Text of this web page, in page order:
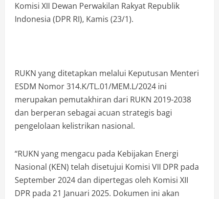
Komisi XII Dewan Perwakilan Rakyat Republik
Indonesia (DPR RI), Kamis (23/1).
RUKN yang ditetapkan melalui Keputusan Menteri
ESDM Nomor 314.K/TL.01/MEM.L/2024 ini
merupakan pemutakhiran dari RUKN 2019-2038
dan berperan sebagai acuan strategis bagi
pengelolaan kelistrikan nasional.
“RUKN yang mengacu pada Kebijakan Energi
Nasional (KEN) telah disetujui Komisi VII DPR pada
September 2024 dan dipertegas oleh Komisi XII
DPR pada 21 Januari 2025. Dokumen ini akan